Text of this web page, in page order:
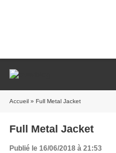
Accueil » Full Metal Jacket
Full Metal Jacket
Publié le 16/06/2018 à 21:53